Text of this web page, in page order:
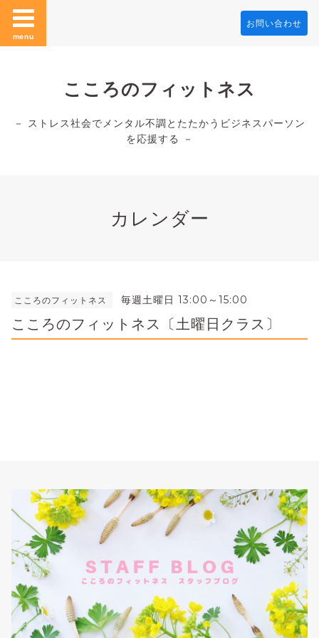
menu
お問い合わせ
こころのフィットネス
－ ストレス社会でメンタル不調とたたかうビジネスパーソン
を応援する －
カレンダー
こころのフィットネス 毎週土曜日 13:00～15:00
こころのフィットネス〔土曜日クラス〕